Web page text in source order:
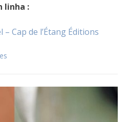
linha :
Cap de l’Étang Éditions